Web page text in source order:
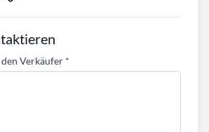
Verkäufer *